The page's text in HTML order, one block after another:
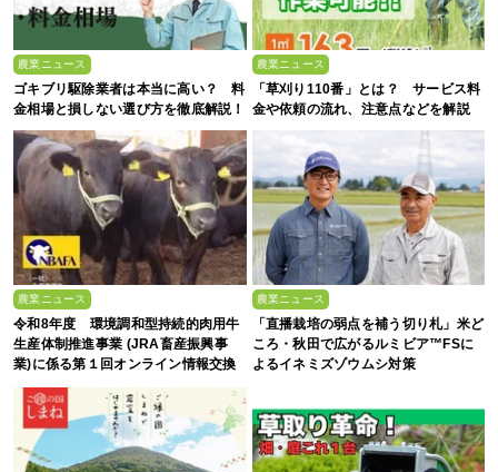
農業ニュース
ゴキブリ駆除業者は本当に高い？ 料
金相場と損しない選び方を徹底解説！
農業ニュース
「草刈り110番」とは？ サービス料
金や依頼の流れ、注意点などを解説
農業ニュース
令和8年度 環境調和型持続的肉用牛
生産体制推進事業 (JRA畜産振興事
業)に係る第１回オンライン情報交換
会
農業ニュース
「直播栽培の弱点を補う切り札」米ど
ころ・秋田で広がるルミビア™FSに
よるイネミズゾウムシ対策